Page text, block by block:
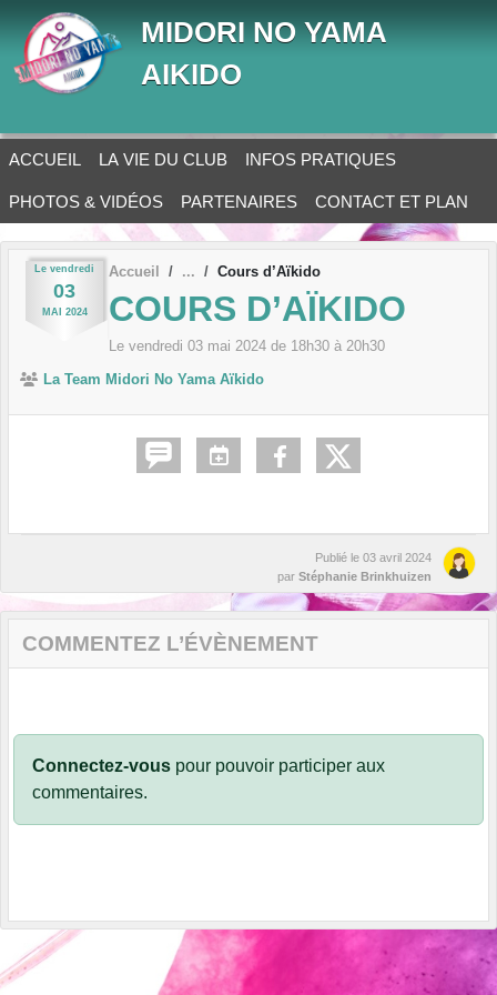
MIDORI NO YAMA
AIKIDO
ACCUEIL LA VIE DU CLUB INFOS PRATIQUES
PHOTOS & VIDÉOS PARTENAIRES CONTACT ET PLAN
Le vendredi
03
MAI 2024
Accueil Cours d’Aïkido
COURS D’AÏKIDO
Le vendredi 03 mai 2024 de 18h30 à 20h30
La Team Midori No Yama Aïkido
Publié le 03 avril 2024
par Stéphanie Brinkhuizen
COMMENTEZ L’ÉVÈNEMENT
Connectez-vous pour pouvoir participer aux
commentaires.
Panneau de gestion des cookies